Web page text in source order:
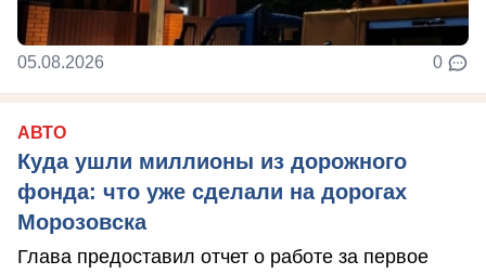
05.08.2026 0
АВТО
Куда ушли миллионы из дорожного
фонда: что уже сделали на дорогах
Морозовска
Глава предоставил отчет о работе за первое